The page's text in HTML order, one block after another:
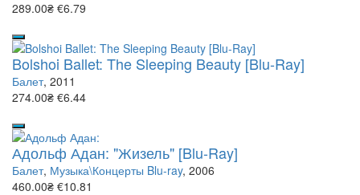
289.00₴ €6.79
Bolshoi Ballet: The Sleeping Beauty [Blu-Ray]
Балет, 2011
274.00₴ €6.44
Адольф Адан: "Жизель" [Blu-Ray]
Балет, Музыка\Концерты Blu-ray, 2006
460.00₴ €10.81